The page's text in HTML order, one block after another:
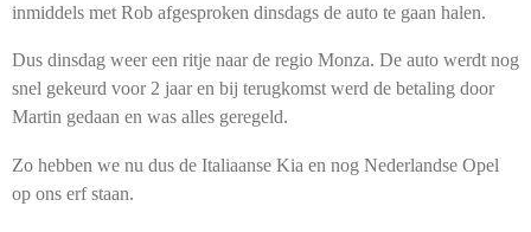
inmiddels met Rob afgesproken dinsdags de auto te gaan halen.
Dus dinsdag weer een ritje naar de regio Monza. De auto werdt nog
snel gekeurd voor 2 jaar en bij terugkomst werd de betaling door
Martin gedaan en was alles geregeld.
Zo hebben we nu dus de Italiaanse Kia en nog Nederlandse Opel
op ons erf staan.